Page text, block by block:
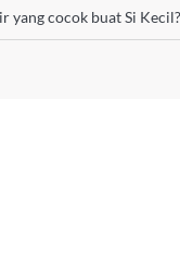
yang cocok buat Si